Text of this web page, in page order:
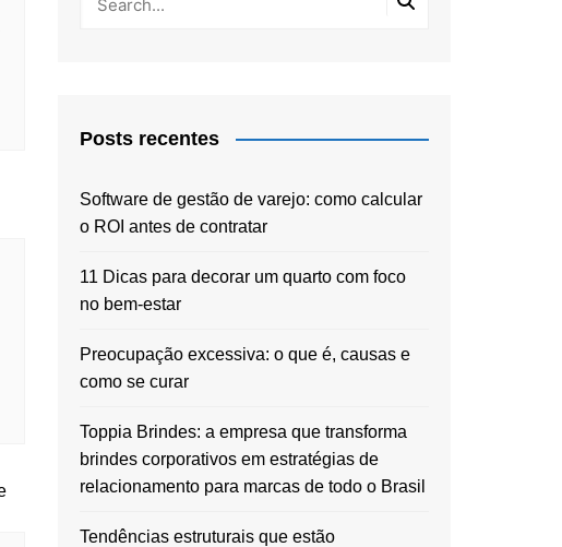
Posts recentes
Software de gestão de varejo: como calcular
o ROI antes de contratar
11 Dicas para decorar um quarto com foco
no bem-estar
Preocupação excessiva: o que é, causas e
como se curar
Toppia Brindes: a empresa que transforma
brindes corporativos em estratégias de
relacionamento para marcas de todo o Brasil
Tendências estruturais que estão